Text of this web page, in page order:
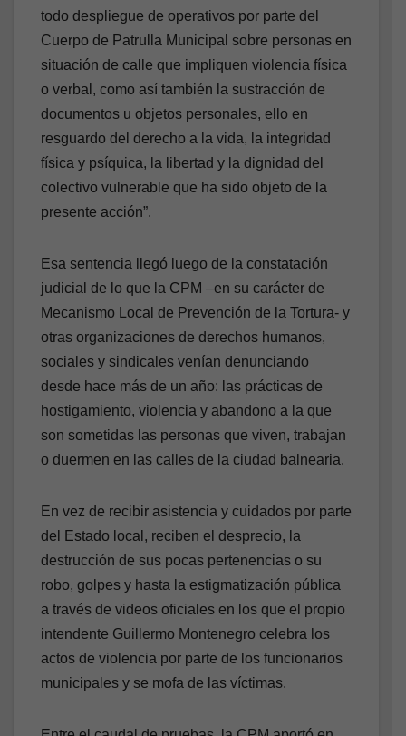
todo despliegue de operativos por parte del
Cuerpo de Patrulla Municipal sobre personas en
situación de calle que impliquen violencia física
o verbal, como así también la sustracción de
documentos u objetos personales, ello en
resguardo del derecho a la vida, la integridad
física y psíquica, la libertad y la dignidad del
colectivo vulnerable que ha sido objeto de la
presente acción”.
Esa sentencia llegó luego de la constatación
judicial de lo que la CPM –en su carácter de
Mecanismo Local de Prevención de la Tortura- y
otras organizaciones de derechos humanos,
sociales y sindicales venían denunciando
desde hace más de un año: las prácticas de
hostigamiento, violencia y abandono a la que
son sometidas las personas que viven, trabajan
o duermen en las calles de la ciudad balnearia.
En vez de recibir asistencia y cuidados por parte
del Estado local, reciben el desprecio, la
destrucción de sus pocas pertenencias o su
robo, golpes y hasta la estigmatización pública
a través de videos oficiales en los que el propio
intendente Guillermo Montenegro celebra los
actos de violencia por parte de los funcionarios
municipales y se mofa de las víctimas.